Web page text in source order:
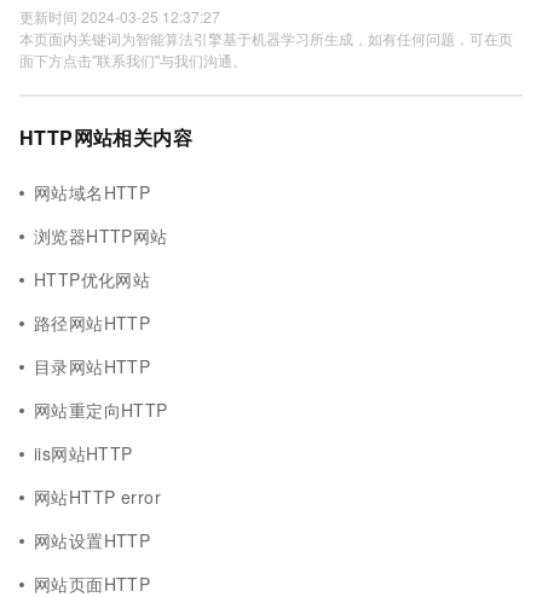
更新时间 2024-03-25 12:37:27
本页面内关键词为智能算法引擎基于机器学习所生成，如有任何问题，可在页
面下方点击"联系我们"与我们沟通。
HTTP网站相关内容
网站域名HTTP
浏览器HTTP网站
HTTP优化网站
路径网站HTTP
目录网站HTTP
网站重定向HTTP
iis网站HTTP
网站HTTP error
网站设置HTTP
网站页面HTTP